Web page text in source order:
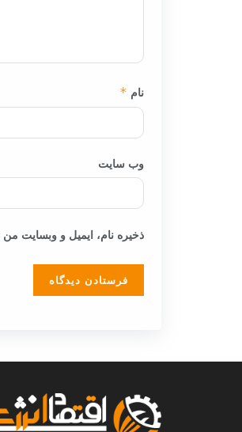
نام *
وب‌ سایت
ذخیره نام، ایمیل و وبسایت